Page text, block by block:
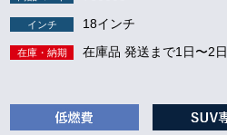
インチ 18インチ
在庫・納期 在庫品 発送まで1日〜2日